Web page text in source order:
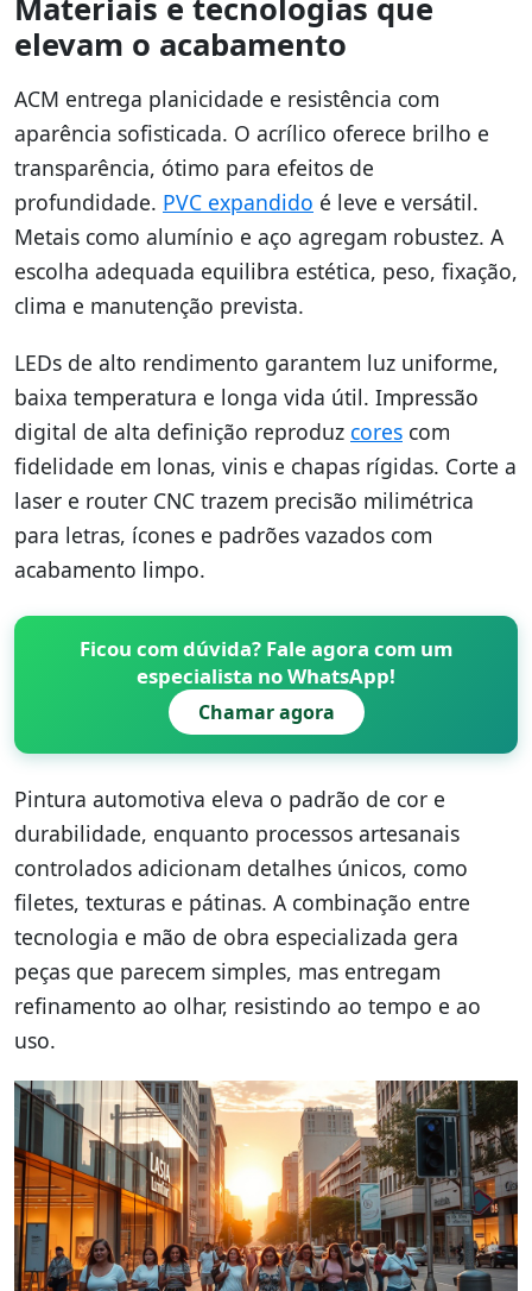
Materiais e tecnologias que
elevam o acabamento
ACM entrega planicidade e resistência com
aparência sofisticada. O acrílico oferece brilho e
transparência, ótimo para efeitos de
profundidade. PVC expandido é leve e versátil.
Metais como alumínio e aço agregam robustez. A
escolha adequada equilibra estética, peso, fixação,
clima e manutenção prevista.
LEDs de alto rendimento garantem luz uniforme,
baixa temperatura e longa vida útil. Impressão
digital de alta definição reproduz cores com
fidelidade em lonas, vinis e chapas rígidas. Corte a
laser e router CNC trazem precisão milimétrica
para letras, ícones e padrões vazados com
acabamento limpo.
Ficou com dúvida? Fale agora com um
especialista no WhatsApp!
Chamar agora
Pintura automotiva eleva o padrão de cor e
durabilidade, enquanto processos artesanais
controlados adicionam detalhes únicos, como
filetes, texturas e pátinas. A combinação entre
tecnologia e mão de obra especializada gera
peças que parecem simples, mas entregam
refinamento ao olhar, resistindo ao tempo e ao
uso.